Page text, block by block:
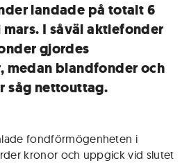
landade på totalt 6
I såväl aktiefonder
gjordes
medan blandfonder och
såg nettouttag.
fondförmögenheten i
kronor och uppgick vid slutet